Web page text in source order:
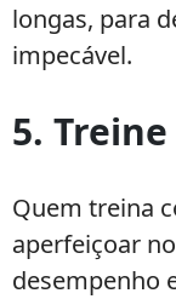
longas, para
impecável.
5.
Quem treina
aperfeiçoar
desempenho